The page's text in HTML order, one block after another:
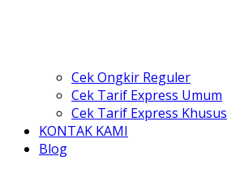
Cek Ongkir Reguler
Cek Tarif Express Umum
Cek Tarif Express Khusus
KONTAK KAMI
Blog